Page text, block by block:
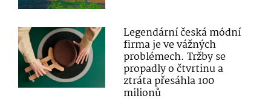
Legendární česká módní
firma je ve vážných
problémech. Tržby se
propadly o čtvrtinu a
ztráta přesáhla 100
milionů